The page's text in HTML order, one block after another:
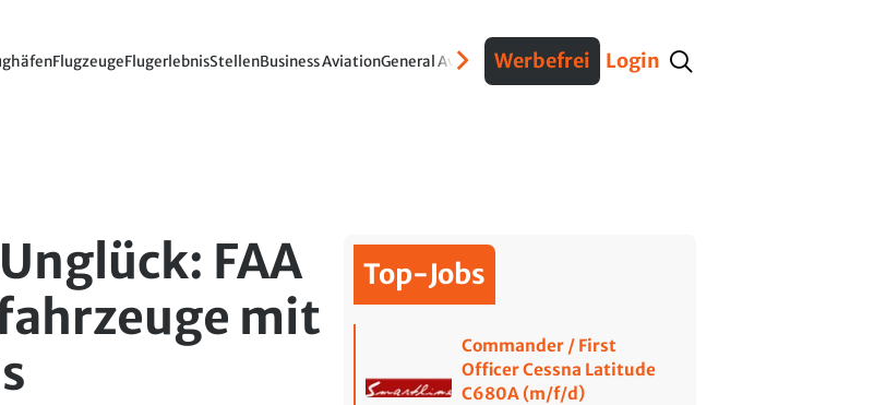
FlugzeugeFlugerlebnisStellenBusiness AviationGeneral AviationVerteidigungInterviews Fracht
Werbefrei Login
FAA
mit
Top-Jobs
Commander / First
Officer Cessna Latitude
C680A (m/f/d)